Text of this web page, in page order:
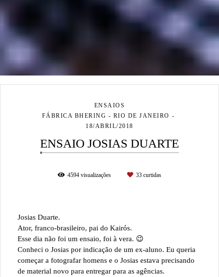
ENSAIOS
FÁBRICA BHERING - RIO DE JANEIRO
18/ABRIL/2018
ENSAIO JOSIAS DUARTE
4594 visualizações 33 curtidas
Josias Duarte.
Ator, franco-brasileiro, pai do Kairós.
Esse dia não foi um ensaio, foi à vera. 😉
Conheci o Josias por indicação de um ex-aluno. Eu queria
começar a fotografar homens e o Josias estava precisando
de material novo para entregar para as agências.